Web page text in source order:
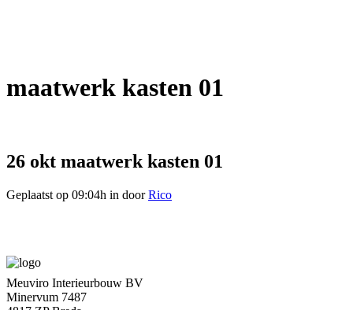
maatwerk kasten 01
26 okt maatwerk kasten 01
Geplaatst op 09:04h in doorRico
Meuviro Interieurbouw BV
Minervum 7487